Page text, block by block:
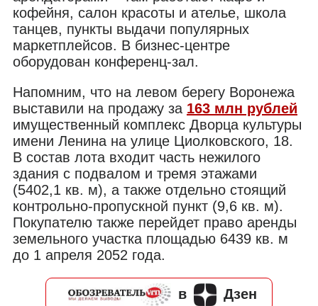
кофейня, салон красоты и ателье, школа
танцев, пункты выдачи популярных
маркетплейсов. В бизнес-центре
оборудован конференц-зал.
Напомним, что на левом берегу Воронежа
выставили на продажу за 163 млн рублей
имущественный комплекс Дворца культуры
имени Ленина на улице Циолковского, 18.
В состав лота входит часть нежилого
здания с подвалом и тремя этажами
(5402,1 кв. м), а также отдельно стоящий
контрольно-пропускной пункт (9,6 кв. м).
Покупателю также перейдет право аренды
земельного участка площадью 6439 кв. м
до 1 апреля 2052 года.
в Дзен